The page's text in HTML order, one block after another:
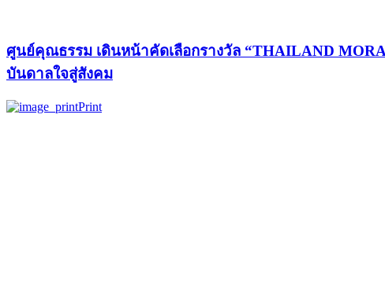
ศูนย์คุณธรรม เดินหน้าคัดเลือกรางวัล “THAILAND
บันดาลใจสู่สังคม
Print